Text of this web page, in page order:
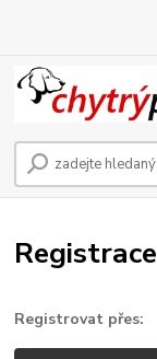
Registrace
Registrovat přes: